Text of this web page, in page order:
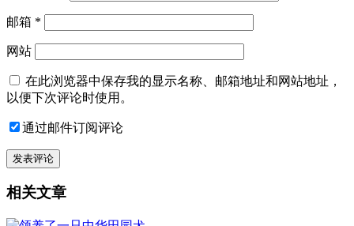
邮箱 *
网站
在此浏览器中保存我的显示名称、邮箱地址和网站地址，
以便下次评论时使用。
通过邮件订阅评论
相关文章